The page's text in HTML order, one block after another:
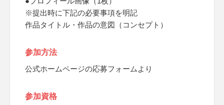
※提出時に下記の必要事項を明記
作品タイトル・作品の意図（コンセプト）
参加方法
公式ホームページの応募フォームより
参加資格